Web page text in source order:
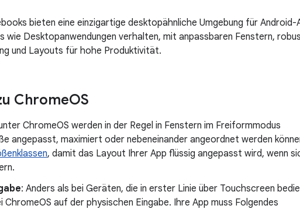
bieten eine einzigartige desktopähnliche Umgebung für Android-
wie Desktopanwendungen verhalten, mit anpassbaren Fenstern,
und Layouts für hohe Produktivität.
ChromeOS
ChromeOS werden in der Regel in Fenstern im Freiformmodus
angepasst, maximiert oder nebeneinander angeordnet werden
, damit das Layout Ihrer App flüssig angepasst wird, wenn
: Anders als bei Geräten, die in erster Linie über Touchscreen
ChromeOS auf der physischen Eingabe. Ihre App muss Folgendes